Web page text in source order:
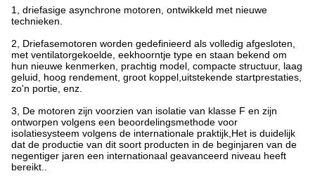
1, driefasige asynchrone motoren, ontwikkeld met nieuwe
technieken.
2, Driefasemotoren worden gedefinieerd als volledig afgesloten,
met ventilatorgekoelde, eekhoorntje type en staan bekend om
hun nieuwe kenmerken, prachtig model, compacte structuur, laag
geluid, hoog rendement, groot koppel,uitstekende startprestaties,
zo'n portie, enz.
3, De motoren zijn voorzien van isolatie van klasse F en zijn
ontworpen volgens een beoordelingsmethode voor
isolatiesysteem volgens de internationale praktijk,Het is duidelijk
dat de productie van dit soort producten in de beginjaren van de
negentiger jaren een internationaal geavanceerd niveau heeft
bereikt..